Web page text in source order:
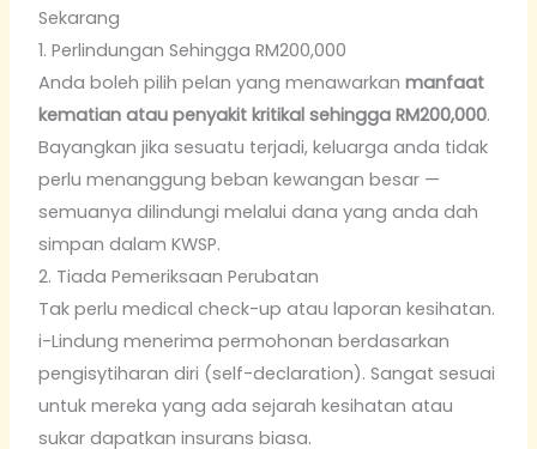
Sekarang
1. Perlindungan Sehingga RM200,000
Anda boleh pilih pelan yang menawarkanmanfaat
kematian atau penyakit kritikal sehingga RM200,000.
Bayangkan jika sesuatu terjadi, keluarga anda tidak
perlu menanggung beban kewangan besar —
semuanya dilindungi melalui dana yang anda dah
simpan dalam KWSP.
2. Tiada Pemeriksaan Perubatan
Tak perlu medical check-up atau laporan kesihatan.
i-Lindung menerima permohonan berdasarkan
pengisytiharan diri (self-declaration). Sangat sesuai
untuk mereka yang ada sejarah kesihatan atau
sukar dapatkan insurans biasa.